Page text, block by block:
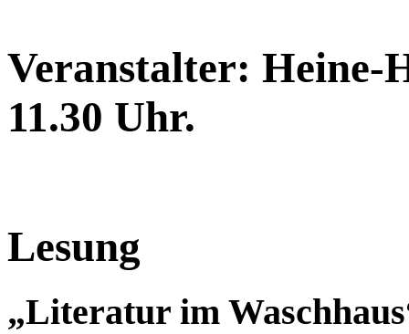
Veranstalter: Heine-
11.30 Uhr.
Lesung
„Literatur im